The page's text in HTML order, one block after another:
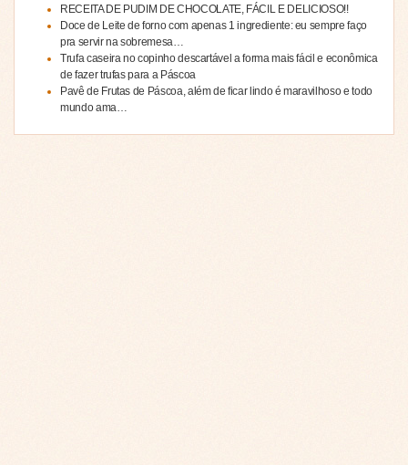
RECEITA DE PUDIM DE CHOCOLATE, FÁCIL E DELICIOSO!!
Doce de Leite de forno com apenas 1 ingrediente: eu sempre faço
pra servir na sobremesa…
Trufa caseira no copinho descartável a forma mais fácil e econômica
de fazer trufas para a Páscoa
Pavê de Frutas de Páscoa, além de ficar lindo é maravilhoso e todo
mundo ama…